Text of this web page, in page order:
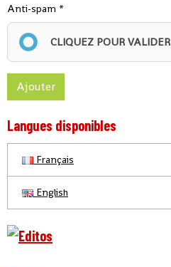
Anti-spam
CLIQUEZ POUR VALIDER
Ajouter
Langues disponibles
Français
English